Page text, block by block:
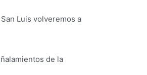
Luis volveremos a
de la